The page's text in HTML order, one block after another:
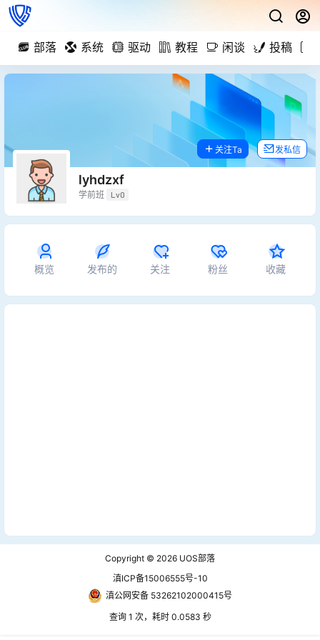
部落 系统 驱动 教程 闲谈 投稿
lyhdzxf
学前班 Lv0
关注Ta 发私信
概览 发布的 关注 粉丝 收藏
Copyright © 2026 UOS部落
滇ICP备15006555号-10
滇公网安备 53262102000415号
查询 1 次，耗时 0.0583 秒